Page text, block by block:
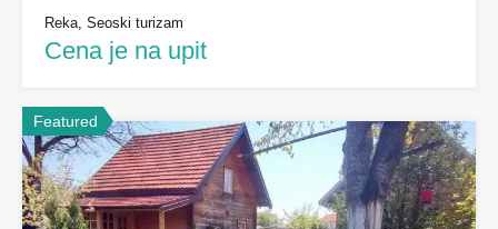
Reka, Seoski turizam
Cena je na upit
Featured